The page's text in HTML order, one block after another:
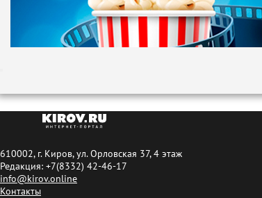
610002, г. Киров, ул. Орловская 37, 4 этаж
Редакция: +7(8332) 42-46-17
info@kirov.online
Контакты